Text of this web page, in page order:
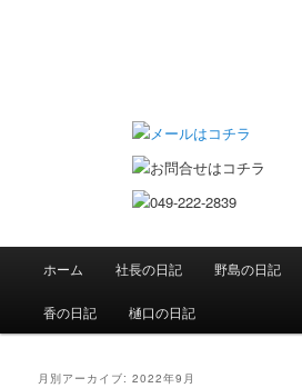
恵の日記 双子ママのお仕事日記
メインコンテンツへ移動
サブコンテンツへ移動
ホーム 社長の日記 野島の日記
香の日記 樋口の日記
月別アーカイブ:2022年9月